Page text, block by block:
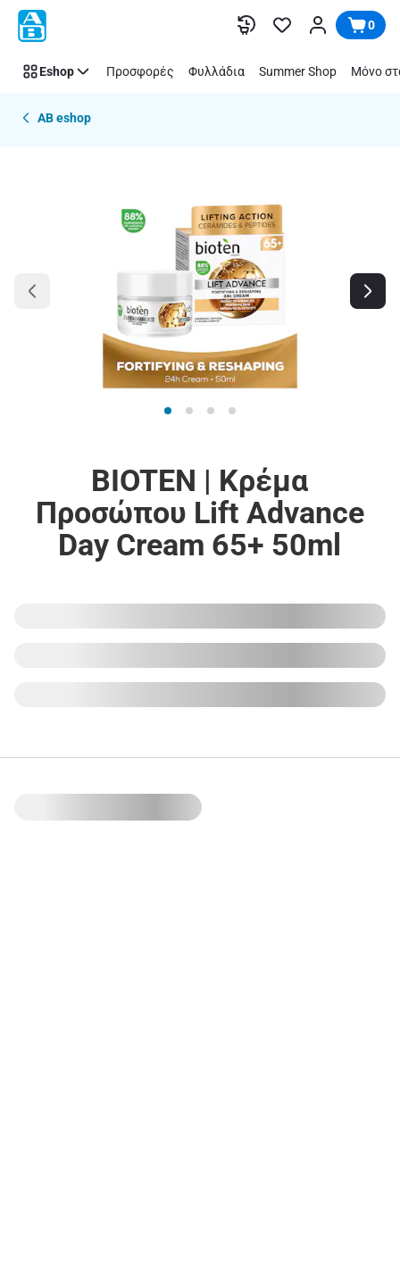
Παράλειψη 0
Eshop Προσφορές Φυλλάδια Summer Shop Μόνο
AB eshop
BIOTEN | Κρέμα
Προσώπου Lift Advance
Day Cream 65+ 50ml